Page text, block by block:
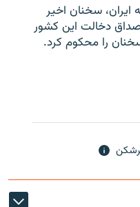
سخنان اخیر
دخالت این کشور
را محکوم کرد.